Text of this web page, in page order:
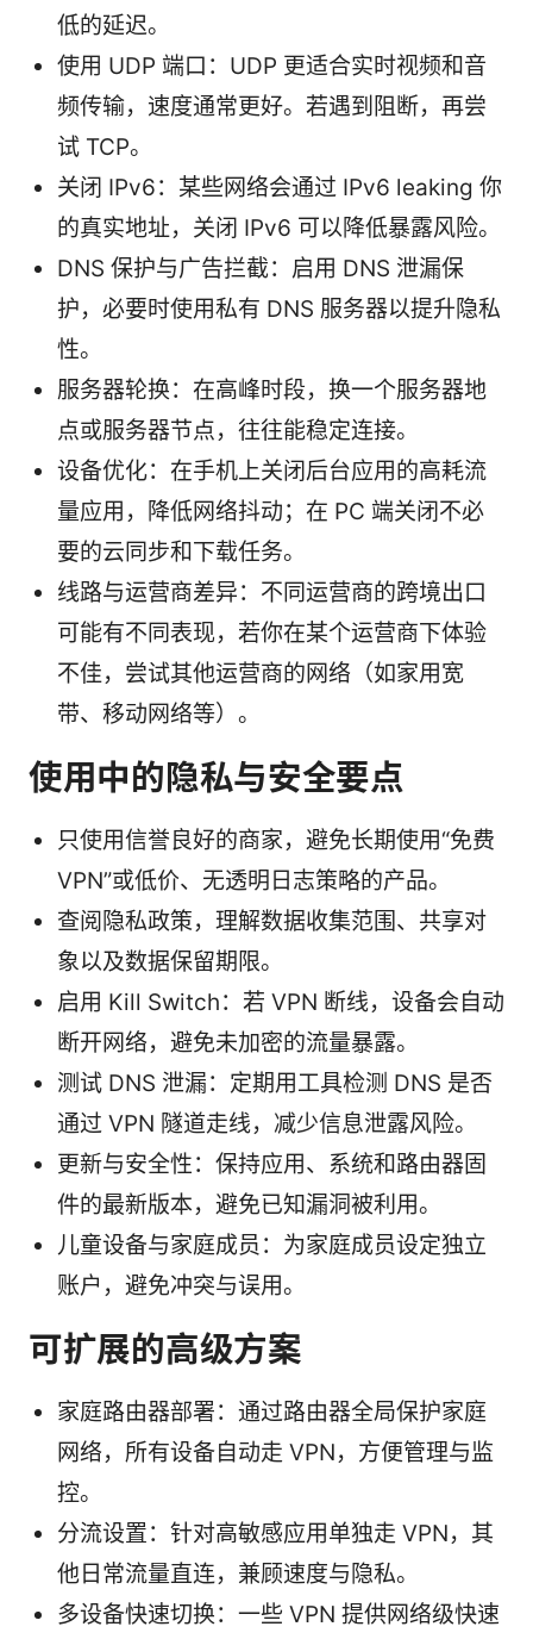
低的延迟。
使用 UDP 端口：UDP 更适合实时视频和音
频传输，速度通常更好。若遇到阻断，再尝
试 TCP。
关闭 IPv6：某些网络会通过 IPv6 leaking 你
的真实地址，关闭 IPv6 可以降低暴露风险。
DNS 保护与广告拦截：启用 DNS 泄漏保
护，必要时使用私有 DNS 服务器以提升隐私
性。
服务器轮换：在高峰时段，换一个服务器地
点或服务器节点，往往能稳定连接。
设备优化：在手机上关闭后台应用的高耗流
量应用，降低网络抖动；在 PC 端关闭不必
要的云同步和下载任务。
线路与运营商差异：不同运营商的跨境出口
可能有不同表现，若你在某个运营商下体验
不佳，尝试其他运营商的网络（如家用宽
带、移动网络等）。
使用中的隐私与安全要点
只使用信誉良好的商家，避免长期使用“免费
VPN”或低价、无透明日志策略的产品。
查阅隐私政策，理解数据收集范围、共享对
象以及数据保留期限。
启用 Kill Switch：若 VPN 断线，设备会自动
断开网络，避免未加密的流量暴露。
测试 DNS 泄漏：定期用工具检测 DNS 是否
通过 VPN 隧道走线，减少信息泄露风险。
更新与安全性：保持应用、系统和路由器固
件的最新版本，避免已知漏洞被利用。
儿童设备与家庭成员：为家庭成员设定独立
账户，避免冲突与误用。
可扩展的高级方案
家庭路由器部署：通过路由器全局保护家庭
网络，所有设备自动走 VPN，方便管理与监
控。
分流设置：针对高敏感应用单独走 VPN，其
他日常流量直连，兼顾速度与隐私。
多设备快速切换：一些 VPN 提供网络级快速